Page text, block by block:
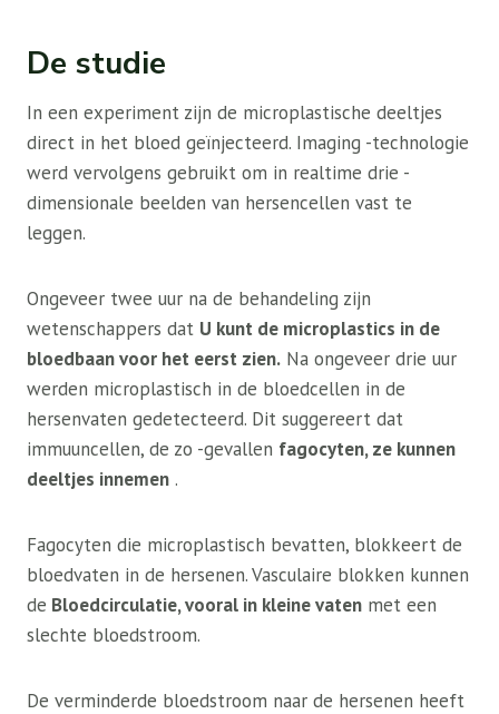
De studie
In een experiment zijn de microplastische deeltjes
direct in het bloed geïnjecteerd. Imaging -technologie
werd vervolgens gebruikt om in realtime drie -
dimensionale beelden van hersencellen vast te
leggen.
Ongeveer twee uur na de behandeling zijn
wetenschappers dat U kunt de microplastics in de
bloedbaan voor het eerst zien. Na ongeveer drie uur
werden microplastisch in de bloedcellen in de
hersenvaten gedetecteerd. Dit suggereert dat
immuuncellen, de zo -gevallen fagocyten, ze kunnen
deeltjes innemen .
Fagocyten die microplastisch bevatten, blokkeert de
bloedvaten in de hersenen. Vasculaire blokken kunnen
de Bloedcirculatie, vooral in kleine vaten met een
slechte bloedstroom.
De verminderde bloedstroom naar de hersenen heeft